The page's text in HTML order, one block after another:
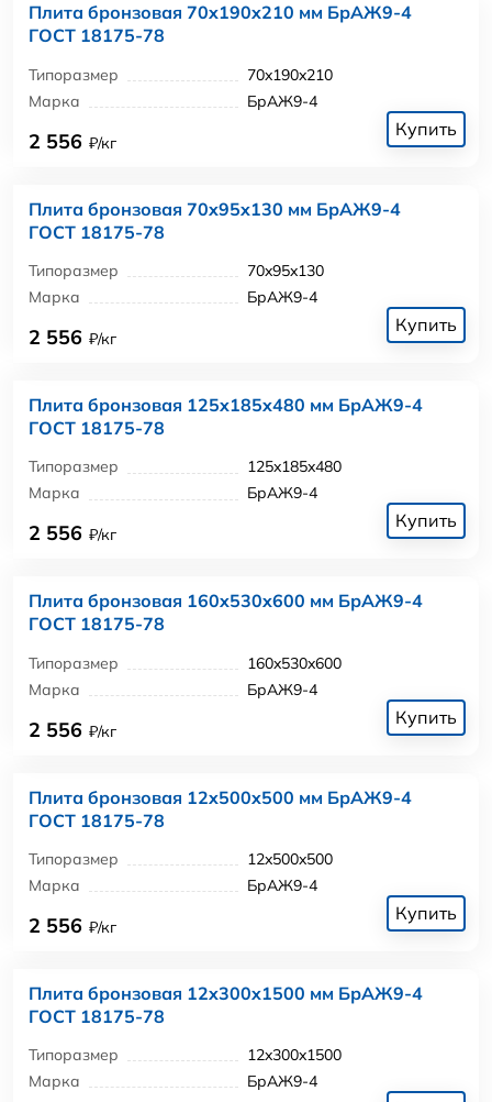
Плита бронзовая 70x190x210 мм БрАЖ9-4
ГОСТ 18175-78
Типоразмер
70x190x210
Марка
БрАЖ9-4
2 556 ₽/кг
Купить
Плита бронзовая 70x95x130 мм БрАЖ9-4
ГОСТ 18175-78
Типоразмер
70x95x130
Марка
БрАЖ9-4
2 556 ₽/кг
Купить
Плита бронзовая 125x185x480 мм БрАЖ9-4
ГОСТ 18175-78
Типоразмер
125x185x480
Марка
БрАЖ9-4
2 556 ₽/кг
Купить
Плита бронзовая 160x530x600 мм БрАЖ9-4
ГОСТ 18175-78
Типоразмер
160x530x600
Марка
БрАЖ9-4
2 556 ₽/кг
Купить
Плита бронзовая 12x500x500 мм БрАЖ9-4
ГОСТ 18175-78
Типоразмер
12x500x500
Марка
БрАЖ9-4
2 556 ₽/кг
Купить
Плита бронзовая 12x300x1500 мм БрАЖ9-4
ГОСТ 18175-78
Типоразмер
12x300x1500
Марка
БрАЖ9-4